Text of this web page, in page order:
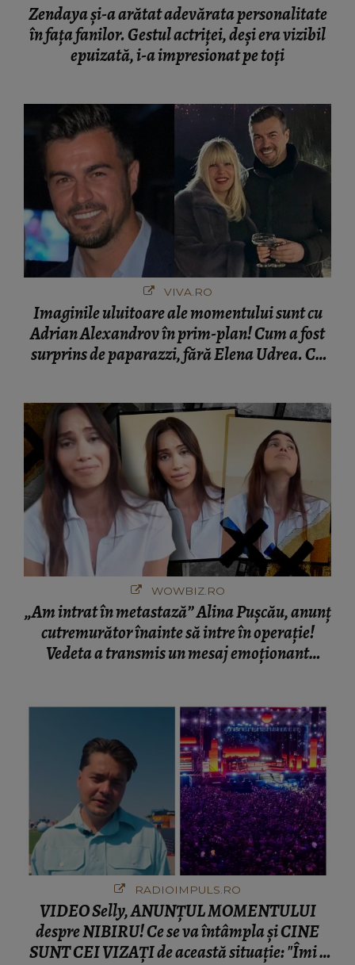
Zendaya și-a arătat adevărata personalitate
în fața fanilor. Gestul actriței, deși era vizibil
epuizată, i-a impresionat pe toți
VIVA.RO
Imaginile uluitoare ale momentului sunt cu
Adrian Alexandrov în prim-plan! Cum a fost
surprins de paparazzi, fără Elena Udrea. Cu
WOWBIZ.RO
„Am intrat în metastază” Alina Pușcău, anunț
cutremurător înainte să intre în operație!
Vedeta a transmis un mesaj emoționant
RADIOIMPULS.RO
VIDEO Selly, ANUNȚUL MOMENTULUI
despre NIBIRU! Ce se va întâmpla și CINE
SUNT CEI VIZAȚI de această situație: "Îmi e